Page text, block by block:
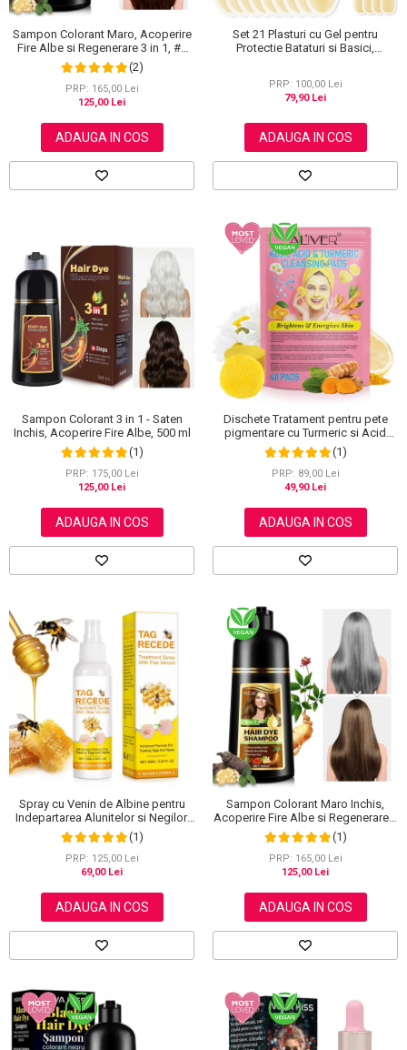
Sampon Colorant Maro, Acoperire
Fire Albe si Regenerare 3 in 1, #2
Brown, 500 ml
(2)
PRP: 165,00 Lei
125,00 Lei
ADAUGA IN COS
Set 21 Plasturi cu Gel pentru
Protectie Bataturi si Basici,
PRP: 100,00 Lei
79,90 Lei
ADAUGA IN COS
Sampon Colorant 3 in 1 - Saten
Inchis, Acoperire Fire Albe, 500 ml
(1)
PRP: 175,00 Lei
125,00 Lei
ADAUGA IN COS
Dischete Tratament pentru pete
pigmentare cu Turmeric si Acid
kojic, Curatare in profunzime,
Aliver, 40 bucati
(1)
PRP: 89,00 Lei
49,90 Lei
ADAUGA IN COS
Spray cu Venin de Albine pentru
Indepartarea Alunitelor si Negilor,
NOVA KISS®, 60 ml
(1)
PRP: 125,00 Lei
69,00 Lei
ADAUGA IN COS
Sampon Colorant Maro Inchis,
Acoperire Fire Albe si Regenerare 3
in 1, #5 Dark Coffee, 500 ml
(1)
PRP: 165,00 Lei
125,00 Lei
ADAUGA IN COS